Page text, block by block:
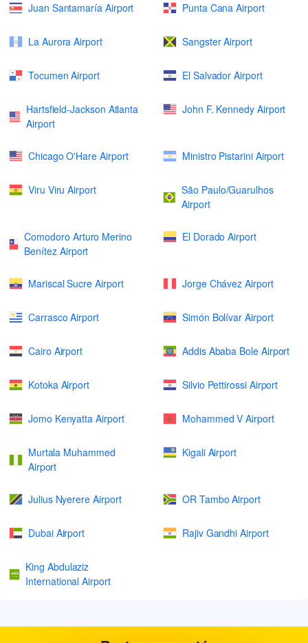
Juan Santamaría Airport Punta Cana Airport
La Aurora Airport Sangster Airport
Tocumen Airport El Salvador Airport
Hartsfield-Jackson Atlanta
Airport
John F. Kennedy Airport
Chicago O'Hare Airport Ministro Pistarini Airport
Viru Viru Airport
São Paulo/Guarulhos
Airport
Comodoro Arturo Merino
Benítez Airport
El Dorado Airport
Mariscal Sucre Airport Jorge Chávez Airport
Carrasco Airport Simón Bolívar Airport
Cairo Airport Addis Ababa Bole Airport
Kotoka Airport Silvio Pettirossi Airport
Jomo Kenyatta Airport Mohammed V Airport
Murtala Muhammed
Airport
Kigali Airport
Julius Nyerere Airport OR Tambo Airport
Dubai Airport Rajiv Gandhi Airport
King Abdulaziz
International Airport